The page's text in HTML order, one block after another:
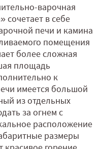
варочная
сочетает в себе
печи и камина
помещения
более сложная
площадь
к
имеется большой
из отдельных
за огнем с
расположение
размеры